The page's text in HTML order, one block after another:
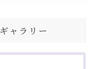
ャラリー